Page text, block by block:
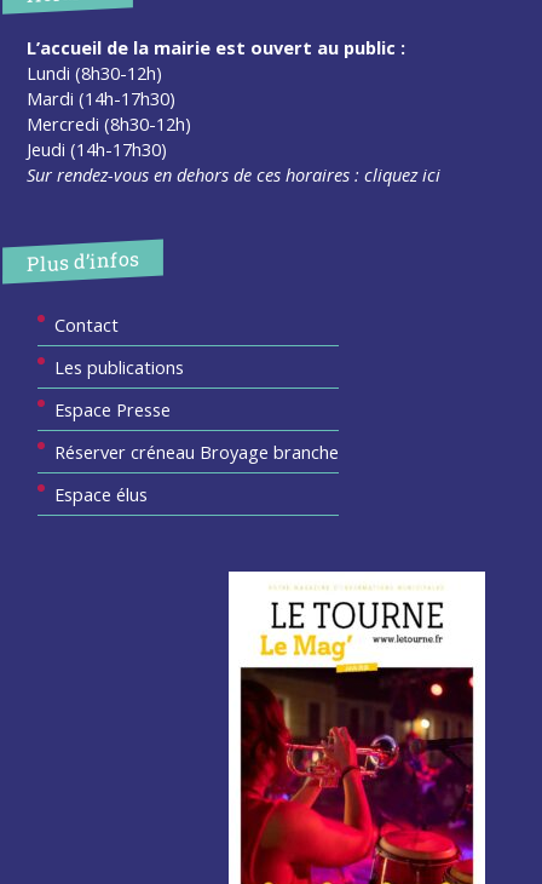
L’accueil de la mairie est ouvert au public :
Lundi (8h30-12h)
Mardi (14h-17h30)
Mercredi (8h30-12h)
Jeudi (14h-17h30)
Sur rendez-vous en dehors de ces horaires :cliquez ici
Plus d’infos
Contact
Les publications
Espace Presse
Réserver créneau Broyage branche
Espace élus